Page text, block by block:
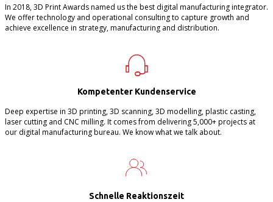
In 2018, 3D Print Awards named us the best digital manufacturing integrator.
We offer technology and operational consulting to capture growth and
achieve excellence in strategy, manufacturing and distribution.
Kompetenter Kundenservice
Deep expertise in 3D printing, 3D scanning, 3D modelling, plastic casting,
laser cutting and CNC milling. It comes from delivering 5,000+ projects at
our digital manufacturing bureau. We know what we talk about.
Schnelle Reaktionszeit